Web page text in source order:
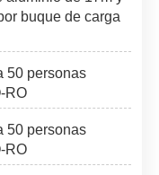
buque de carga
50 personas
RO
50 personas
RO